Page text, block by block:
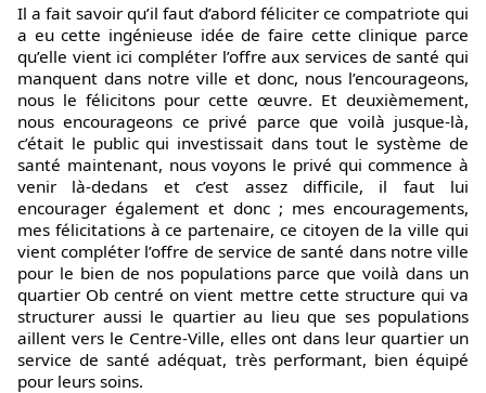
Il a fait savoir qu’il faut d’abord féliciter ce compatriote qui
a eu cette ingénieuse idée de faire cette clinique parce
qu’elle vient ici compléter l’offre aux services de santé qui
manquent dans notre ville et donc, nous l’encourageons,
nous le félicitons pour cette œuvre. Et deuxièmement,
nous encourageons ce privé parce que voilà jusque-là,
c’était le public qui investissait dans tout le système de
santé maintenant, nous voyons le privé qui commence à
venir là-dedans et c’est assez difficile, il faut lui
encourager également et donc ; mes encouragements,
mes félicitations à ce partenaire, ce citoyen de la ville qui
vient compléter l’offre de service de santé dans notre ville
pour le bien de nos populations parce que voilà dans un
quartier Ob centré on vient mettre cette structure qui va
structurer aussi le quartier au lieu que ses populations
aillent vers le Centre-Ville, elles ont dans leur quartier un
service de santé adéquat, très performant, bien équipé
pour leurs soins.